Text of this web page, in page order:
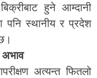
हुने आम्दानी
पनि स्थानीय र प्रदेश
अत्यन्त फितलो